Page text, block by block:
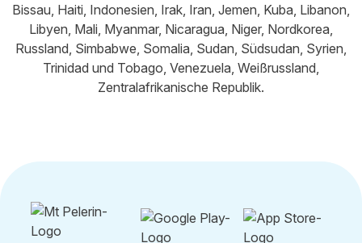
Bissau, Haiti, Indonesien, Irak, Iran, Jemen, Kuba, Libanon,
Libyen, Mali, Myanmar, Nicaragua, Niger, Nordkorea,
Russland, Simbabwe, Somalia, Sudan, Südsudan, Syrien,
Trinidad und Tobago, Venezuela, Weißrussland,
Zentralafrikanische Republik.